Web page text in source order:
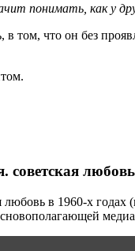
понимать, как у
том, что он без
любовь в 1960-х